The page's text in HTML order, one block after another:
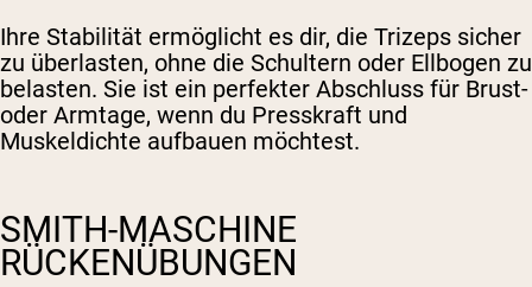
Ihre Stabilität ermöglicht es dir, die Trizeps sicher
zu überlasten, ohne die Schultern oder Ellbogen zu
belasten. Sie ist ein perfekter Abschluss für Brust-
oder Armtage, wenn du Presskraft und
Muskeldichte aufbauen möchtest.
SMITH-MASCHINE
RÜCKENÜBUNGEN